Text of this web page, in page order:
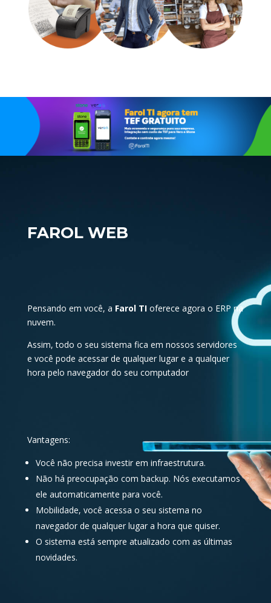
FAROL WEB
Pensando em você, a Farol TIoferece agora o ERP na
nuvem.
Assim, todo o seu sistema fica em nossos servidores
e você pode acessar de qualquer lugar e a qualquer
hora pelo navegador do seu computador
Vantagens:
Você não precisa investir em infraestrutura.
Não há preocupação com backup. Nós executamos
ele automaticamente para você.
Mobilidade, você acessa o seu sistema no
navegador de qualquer lugar a hora que quiser.
O sistema está sempre atualizado com as últimas
novidades.